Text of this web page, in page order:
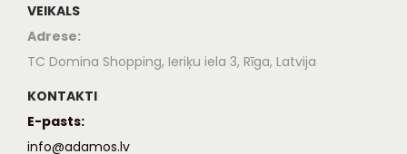
VEIKALS
Adrese:
TC Domina Shopping, Ieriķu iela 3, Rīga, Latvija
KONTAKTI
E-pasts:
info@adamos.lv